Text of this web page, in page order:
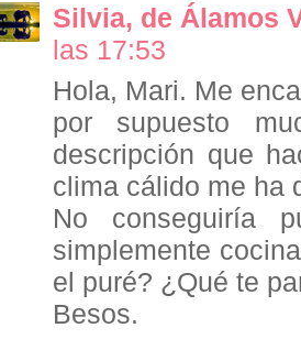
Silvia, de Álamos
las 17:53
Hola, Mari. Me
por supuesto
descripción que
clima cálido me ha
No conseguiría
simplemente
el puré? ¿Qué te
Besos.